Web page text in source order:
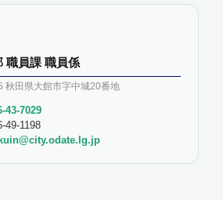
職員課 職員係
秋田県大館市字中城20番地
43-7029
49-1198